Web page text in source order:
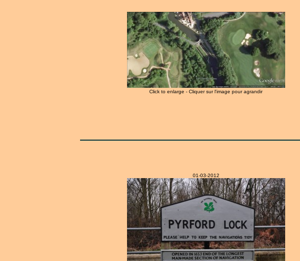
Click to enlarge - Cliquer sur l'image pour agrandir
01-03-2012